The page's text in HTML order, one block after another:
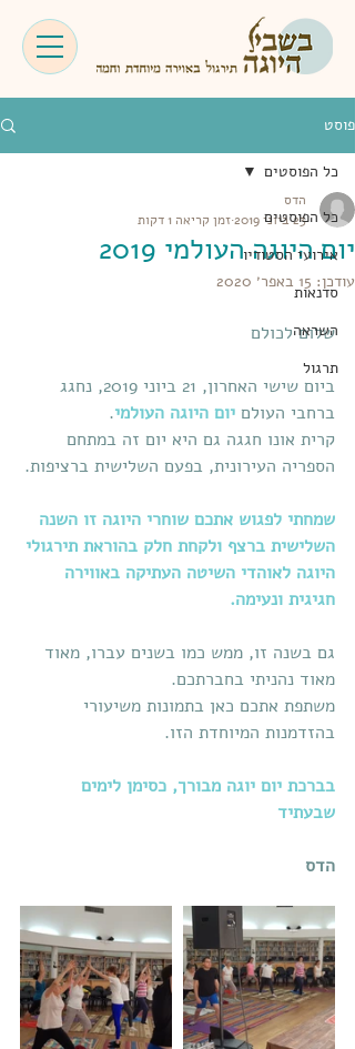
פוסט
כל הפוסטים
אירועי הסטודיו
סדנאות
השראה
תרגול
כל הפוסטים
יום היוגה העולמי 2019
הדס
23 ביוני 2019
זמן קריאה 1 דקות
עודכן: 15 באפר׳ 2020
שלום לכולם
ביום שישי האחרון, 21 ביוני 2019, נחגג
ברחבי העולם יום היוגה העולמי.
קרית אונו חגגה גם היא יום זה במתחם
הספריה העירונית, בפעם השלישית ברציפות.
שמחתי לפגוש אתכם שוחרי היוגה זו השנה
השלישית ברצף ולקחת חלק בהוראת תירגולי
היוגה לאוהדי השיטה העתיקה באווירה
חגיגית ונעימה.
גם בשנה זו, ממש כמו בשנים עברו, מאוד
מאוד נהניתי בחברתכם.
משתפת אתכם כאן בתמונות משיעורי
בהזדמנות המיוחדת הזו.
בברכת יום יוגה מבורך, כסימן לימים
שבעתיד
הדס